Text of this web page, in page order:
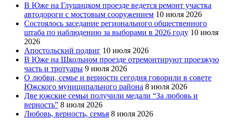
В Юже на Глушицком проезде ведется ремонт участка
автодороги с мостовым сооружением 10 июля 2026
Состоялось заседание регионального общественного
штаба по наблюдению за выборами в 2026 году 10 июля
2026
Апостольский подвиг 10 июля 2026
В Юже на Школьном проезде отремонтируют проезжую
часть и тротуары 9 июля 2026
О любви, семье и верности сегодня говорили в совете
Южского муниципального района 8 июля 2026
Две южские семьи получили медали “За любовь и
верность” 8 июля 2026
Любовь, верность, семья 8 июля 2026